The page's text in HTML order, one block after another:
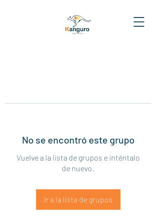
No se encontró este grupo
Vuelve a la lista de grupos e inténtalo
de nuevo.
Ir a la lista de grupos